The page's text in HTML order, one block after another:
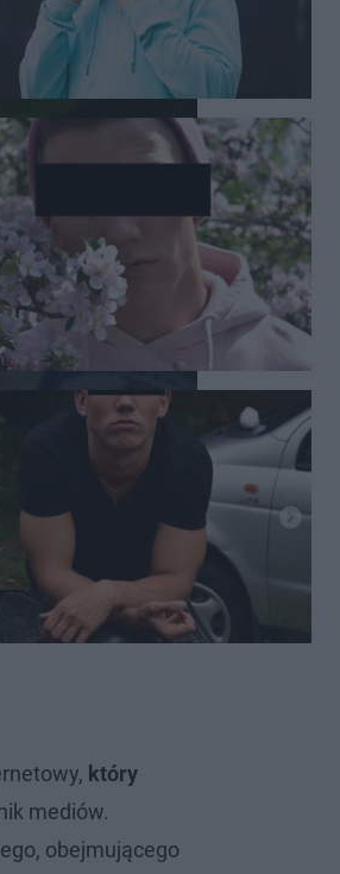
który
mediów.
obejmującego